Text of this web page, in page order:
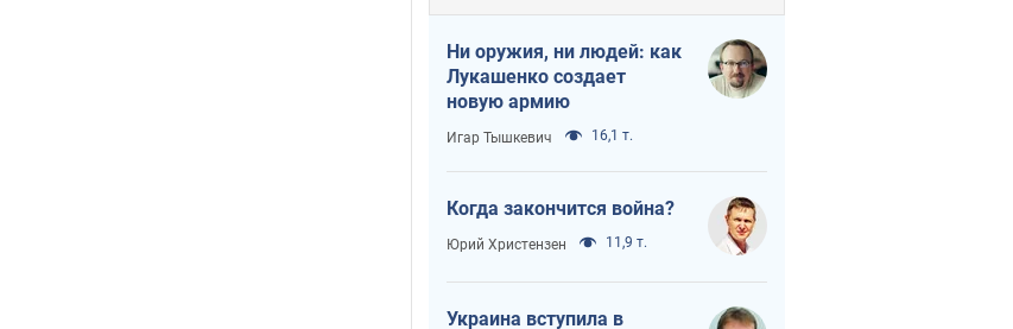
Ни оружия, ни людей: как
Лукашенко создает
новую армию
Игар Тышкевич 16,1 т.
Когда закончится война?
Юрий Христензен 11,9 т.
Украина вступила в